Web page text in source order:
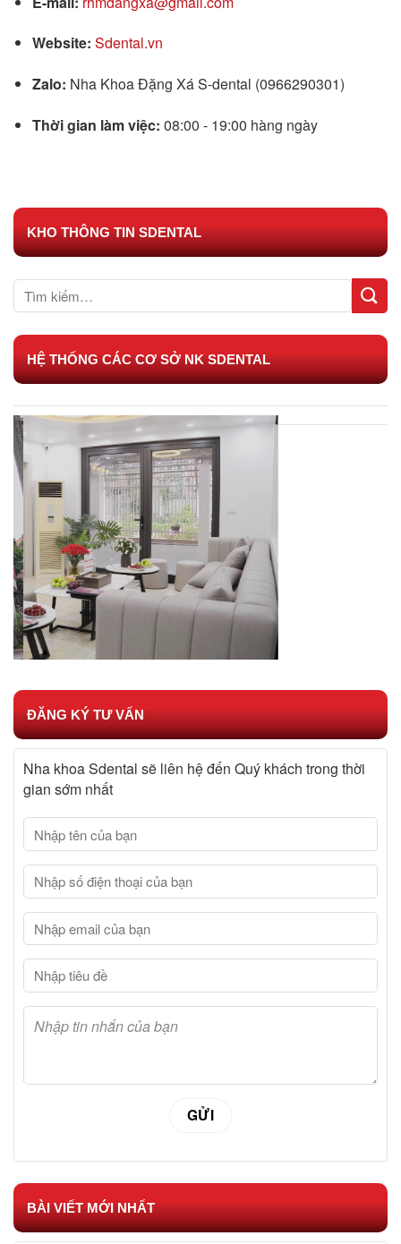
Website: Sdental.vn
Zalo: Nha Khoa Đặng Xá S-dental (0966290301)
Thời gian làm việc: 08:00 - 19:00 hàng ngày
KHO THÔNG TIN SDENTAL
HỆ THỐNG CÁC CƠ SỞ NK SDENTAL
ĐĂNG KÝ TƯ VẤN
Nha khoa Sdental sẽ liên hệ đến Quý khách trong thời
gian sớm nhất
BÀI VIẾT MỚI NHẤT